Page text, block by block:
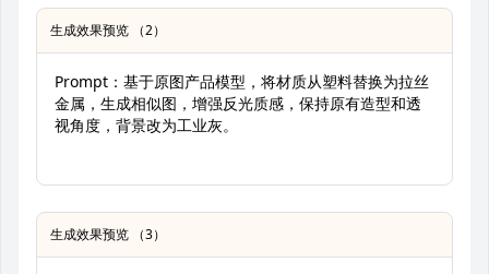
生成效果预览 （2）
Prompt：基于原图产品模型，将材质从塑料替换为拉丝
金属，生成相似图，增强反光质感，保持原有造型和透
视角度，背景改为工业灰。
生成效果预览 （3）